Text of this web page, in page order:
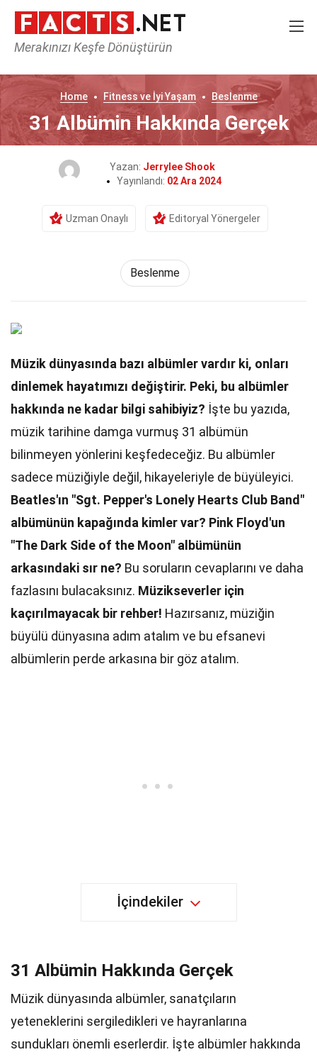
Merakınızı Keşfe Dönüştürün
Home Fitness ve İyi Yaşam Beslenme
31 Albümin Hakkında Gerçek
Yazan: Jerrylee Shook
Yayınlandı: 02 Ara 2024
Uzman Onaylı Editoryal Yönergeler
Beslenme
Müzik dünyasında bazı albümler vardır ki, onları
dinlemek hayatımızı değiştirir. Peki, bu albümler
hakkında ne kadar bilgi sahibiyiz? İşte bu yazıda,
müzik tarihine damga vurmuş 31 albümün
bilinmeyen yönlerini keşfedeceğiz. Bu albümler
sadece müziğiyle değil, hikayeleriyle de büyüleyici.
Beatles'ın "Sgt. Pepper's Lonely Hearts Club Band"
albümünün kapağında kimler var? Pink Floyd'un
"The Dark Side of the Moon" albümünün
arkasındaki sır ne? Bu soruların cevaplarını ve daha
fazlasını bulacaksınız. Müzikseverler için
kaçırılmayacak bir rehber! Hazırsanız, müziğin
büyülü dünyasına adım atalım ve bu efsanevi
albümlerin perde arkasına bir göz atalım.
İçindekiler
31 Albümin Hakkında Gerçek
Müzik dünyasında albümler, sanatçıların
yeteneklerini sergiledikleri ve hayranlarına
sundukları önemli eserlerdir. İşte albümler hakkında